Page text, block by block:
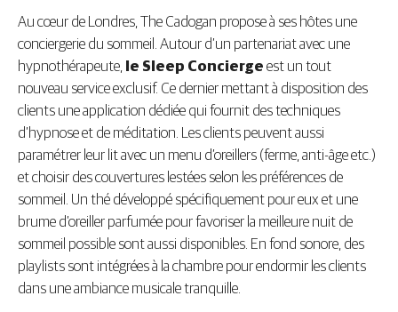
Au cœur de Londres, The Cadogan propose à ses hôtes une
conciergerie du sommeil. Autour d’un partenariat avec une
hypnothérapeute, le Sleep Concierge est un tout
nouveau service exclusif. Ce dernier mettant à disposition des
clients une application dédiée qui fournit des techniques
d’hypnose et de méditation. Les clients peuvent aussi
paramétrer leur lit avec un menu d’oreillers (ferme, anti-âge etc.)
et choisir des couvertures lestées selon les préférences de
sommeil. Un thé développé spécifiquement pour eux et une
brume d’oreiller parfumée pour favoriser la meilleure nuit de
sommeil possible sont aussi disponibles. En fond sonore, des
playlists sont intégrées à la chambre pour endormir les clients
dans une ambiance musicale tranquille.